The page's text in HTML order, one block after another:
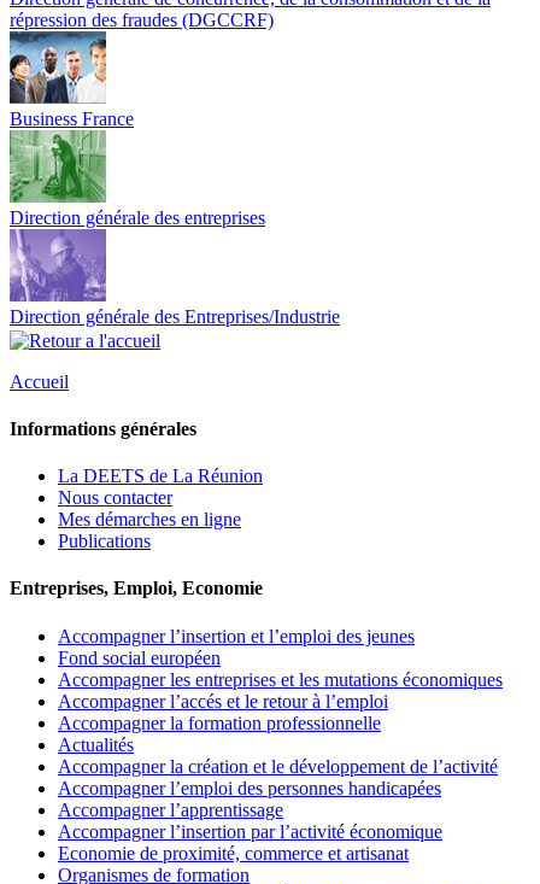
répression des fraudes (DGCCRF)
Business France
Direction générale des entreprises
Direction générale des Entreprises/Industrie
Accueil
Informations générales
La DEETS de La Réunion
Nous contacter
Mes démarches en ligne
Publications
Entreprises, Emploi, Economie
Accompagner l’insertion et l’emploi des jeunes
Fond social européen
Accompagner les entreprises et les mutations économiques
Accompagner l’accés et le retour à l’emploi
Accompagner la formation professionnelle
Actualités
Accompagner la création et le développement de l’activité
Accompagner l’emploi des personnes handicapées
Accompagner l’apprentissage
Accompagner l’insertion par l’activité économique
Economie de proximité, commerce et artisanat
Organismes de formation